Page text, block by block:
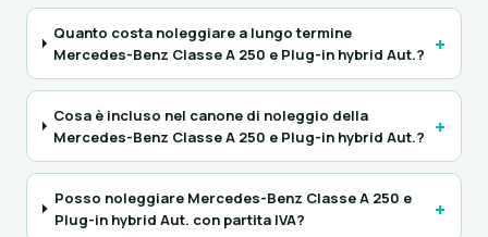
Quanto costa noleggiare a lungo termine
Mercedes-Benz Classe A 250 e Plug-in hybrid Aut.?
+
Cosa è incluso nel canone di noleggio della
Mercedes-Benz Classe A 250 e Plug-in hybrid Aut.?
+
Posso noleggiare Mercedes-Benz Classe A 250 e
Plug-in hybrid Aut. con partita IVA?
+